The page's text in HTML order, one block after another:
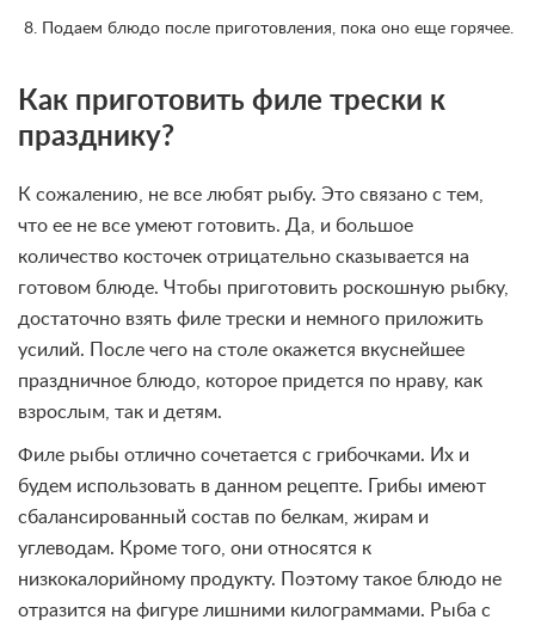
Подаем блюдо после приготовления, пока оно еще горячее.
Как приготовить филе трески к
празднику?
К сожалению, не все любят рыбу. Это связано с тем,
что ее не все умеют готовить. Да, и большое
количество косточек отрицательно сказывается на
готовом блюде. Чтобы приготовить роскошную рыбку,
достаточно взять филе трески и немного приложить
усилий. После чего на столе окажется вкуснейшее
праздничное блюдо, которое придется по нраву, как
взрослым, так и детям.
Филе рыбы отлично сочетается с грибочками. Их и
будем использовать в данном рецепте. Грибы имеют
сбалансированный состав по белкам, жирам и
углеводам. Кроме того, они относятся к
низкокалорийному продукту. Поэтому такое блюдо не
отразится на фигуре лишними килограммами. Рыба с